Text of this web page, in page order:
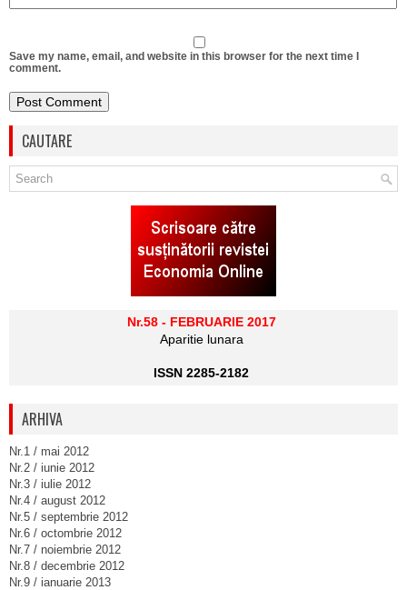
Save my name, email, and website in this browser for the next time I
comment.
CAUTARE
Nr.58 - FEBRUARIE 2017
Aparitie lunara
ISSN 2285-2182
ARHIVA
Nr.1 / mai 2012
Nr.2 / iunie 2012
Nr.3 / iulie 2012
Nr.4 / august 2012
Nr.5 / septembrie 2012
Nr.6 / octombrie 2012
Nr.7 / noiembrie 2012
Nr.8 / decembrie 2012
Nr.9 / ianuarie 2013